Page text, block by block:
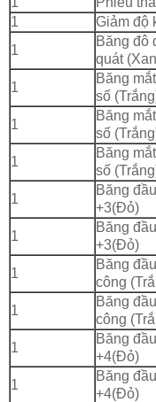
1
Giảm độ
1
Băng đô
quát
1
Băng
số
1
Băng
số
1
Băng
số
1
Băng
+3(Đỏ)
1
Băng
+3(Đỏ)
1
Băng
công
1
Băng
công
1
Băng
+4(Đỏ)
1
Băng
+4(Đỏ)